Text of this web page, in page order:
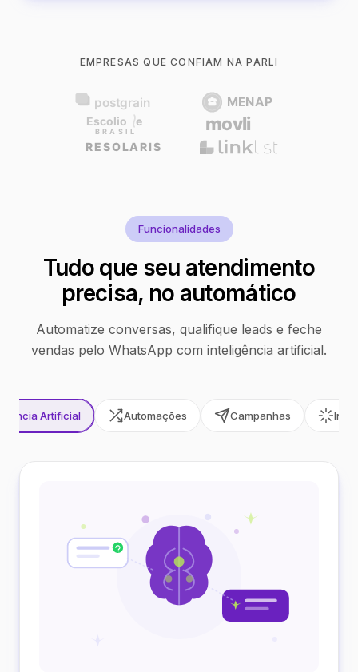
EMPRESAS QUE CONFIAM NA PARLI
Funcionalidades
Tudo que seu atendimento
precisa, no automático
Automatize conversas, qualifique leads e feche
vendas pelo WhatsApp com inteligência artificial.
Artificial Automações Campanhas